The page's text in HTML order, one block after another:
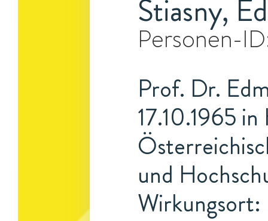
Stiasny,
Personen-
Prof. Dr.
17.10.1965
und